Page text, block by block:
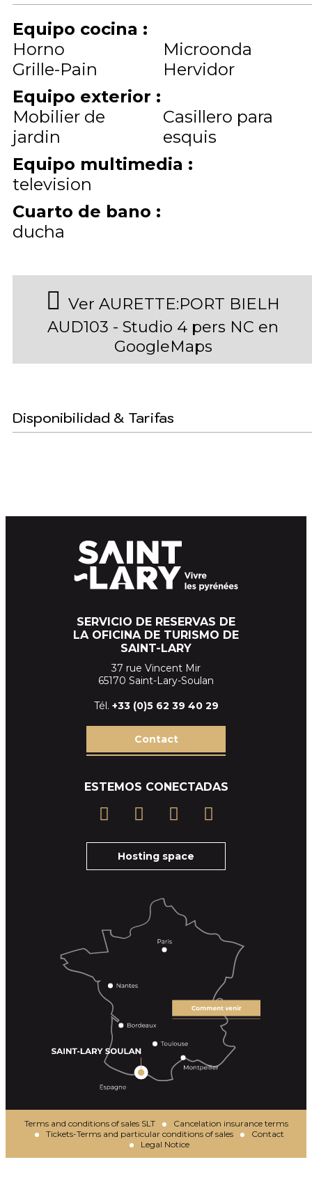
Equipo cocina :
Horno
Microonda
Grille-Pain
Hervidor
Equipo exterior :
Mobilier de
jardin
Casillero para
esquis
Equipo multimedia :
television
Cuarto de bano :
ducha
Ver AURETTE:PORT BIELH
AUD103 - Studio 4 pers NC en
GoogleMaps
Disponibilidad & Tarifas
SERVICIO DE RESERVAS DE
LA OFICINA DE TURISMO DE
SAINT-LARY
37 rue Vincent Mir
65170 Saint-Lary-Soulan
Tél. +33 (0)5 62 39 40 29
Contact
ESTEMOS CONECTADAS
Hosting space
Terms and conditions of sales SLT
Cancelation insurance terms
Tickets-Terms and particular conditions of sales
Contact
Legal Notice